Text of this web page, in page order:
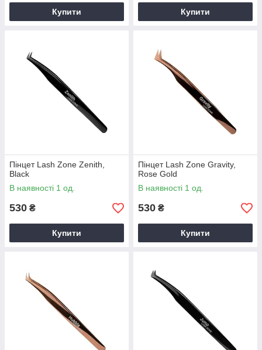
Купити Купити
Пінцет Lash Zone Zenith,
Black
В наявності 1 од.
530 ₴
Купити
Пінцет Lash Zone Gravity,
Rose Gold
В наявності 1 од.
530 ₴
Купити